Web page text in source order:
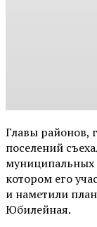
Главы районов,
поселений
муниципальных
котором его
и наметили
Юбилейная.